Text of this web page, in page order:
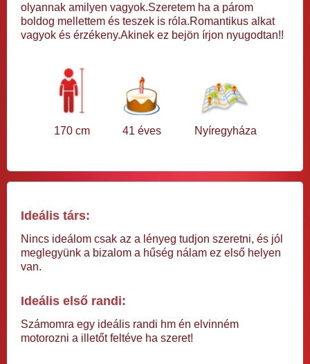
olyannak amilyen vagyok.Szeretem ha a párom
boldog mellettem és teszek is róla.Romantikus alkat
vagyok és érzékeny.Akinek ez bejön írjon nyugodtan!!
170 cm 41 éves Nyíregyháza
Ideális társ:
Nincs ideálom csak az a lényeg tudjon szeretni, és jól
meglegyünk a bizalom a hűség nálam ez első helyen
van.
Ideális első randi:
Számomra egy ideális randi hm én elvinném
motorozni a illetőt feltéve ha szeret!